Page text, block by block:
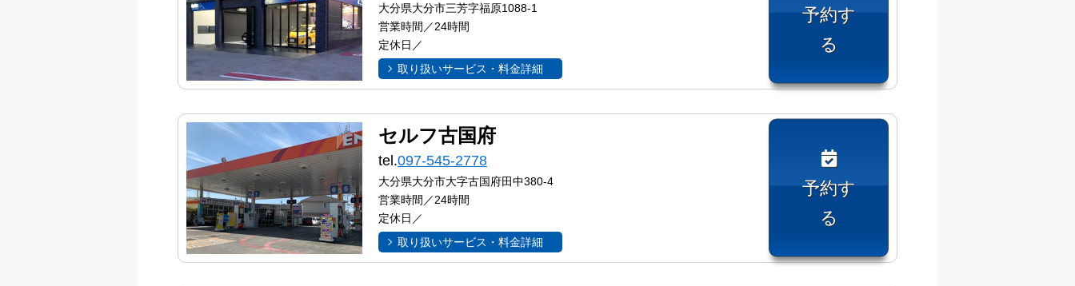
大分県大分市三芳字福原1088-1
営業時間／24時間
定休日／
取り扱いサービス・料金詳細
予約す
る
セルフ古国府
tel.097-545-2778
大分県大分市大字古国府田中380-4
営業時間／24時間
定休日／
取り扱いサービス・料金詳細
予約す
る